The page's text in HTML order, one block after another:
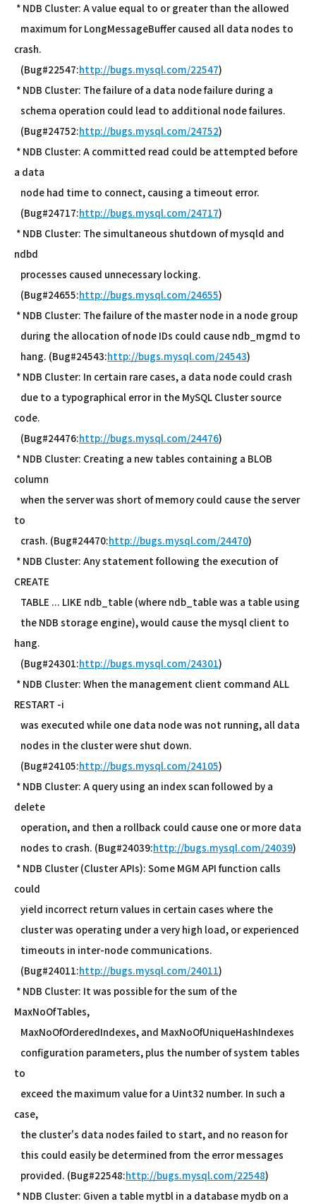
* NDB Cluster: A value equal to or greater than the allowed
maximum for LongMessageBuffer caused all data nodes to
crash.
(Bug#22547:http://bugs.mysql.com/22547)
* NDB Cluster: The failure of a data node failure during a
schema operation could lead to additional node failures.
(Bug#24752:http://bugs.mysql.com/24752)
* NDB Cluster: A committed read could be attempted before
a data
node had time to connect, causing a timeout error.
(Bug#24717:http://bugs.mysql.com/24717)
* NDB Cluster: The simultaneous shutdown of mysqld and
ndbd
processes caused unnecessary locking.
(Bug#24655:http://bugs.mysql.com/24655)
* NDB Cluster: The failure of the master node in a node group
during the allocation of node IDs could cause ndb_mgmd to
hang. (Bug#24543:http://bugs.mysql.com/24543)
* NDB Cluster: In certain rare cases, a data node could crash
due to a typographical error in the MySQL Cluster source
code.
(Bug#24476:http://bugs.mysql.com/24476)
* NDB Cluster: Creating a new tables containing a BLOB
column
when the server was short of memory could cause the server
to
crash. (Bug#24470:http://bugs.mysql.com/24470)
* NDB Cluster: Any statement following the execution of
CREATE
TABLE ... LIKE ndb_table (where ndb_table was a table using
the NDB storage engine), would cause the mysql client to
hang.
(Bug#24301:http://bugs.mysql.com/24301)
* NDB Cluster: When the management client command ALL
RESTART -i
was executed while one data node was not running, all data
nodes in the cluster were shut down.
(Bug#24105:http://bugs.mysql.com/24105)
* NDB Cluster: A query using an index scan followed by a
delete
operation, and then a rollback could cause one or more data
nodes to crash. (Bug#24039:http://bugs.mysql.com/24039)
* NDB Cluster (Cluster APIs): Some MGM API function calls
could
yield incorrect return values in certain cases where the
cluster was operating under a very high load, or experienced
timeouts in inter-node communications.
(Bug#24011:http://bugs.mysql.com/24011)
* NDB Cluster: It was possible for the sum of the
MaxNoOfTables,
MaxNoOfOrderedIndexes, and MaxNoOfUniqueHashIndexes
configuration parameters, plus the number of system tables
to
exceed the maximum value for a Uint32 number. In such a
case,
the cluster's data nodes failed to start, and no reason for
this could easily be determined from the error messages
provided. (Bug#22548:http://bugs.mysql.com/22548)
* NDB Cluster: Given a table mytbl in a database mydb on a